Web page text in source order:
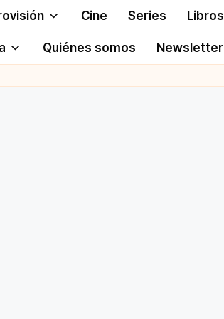
Cine Series Libros
Quiénes somos Newsletter